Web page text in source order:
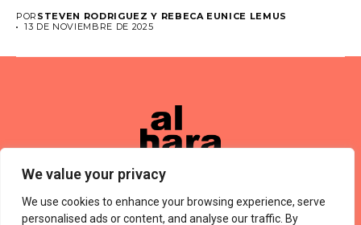
We value your privacy
We use cookies to enhance your browsing experience, serve
personalised ads or content, and analyse our traffic. By
POR STEVEN RODRIGUEZ Y REBECA EUNICE LEMUS
13 DE NOVIEMBRE DE 2025
Términos De UsoAbout UsPolítica De Privacidad
Private PolicyForums